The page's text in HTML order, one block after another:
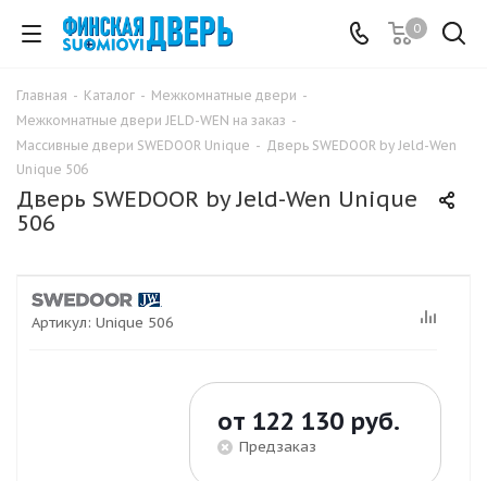
0
Главная - Каталог - Межкомнатные двери -
Межкомнатные двери JELD-WEN на заказ -
Массивные двери SWEDOOR Unique - Дверь SWEDOOR by Jeld-Wen
Unique 506
Дверь SWEDOOR by Jeld-Wen Unique
506
Артикул: Unique 506
от 122 130 руб.
Предзаказ